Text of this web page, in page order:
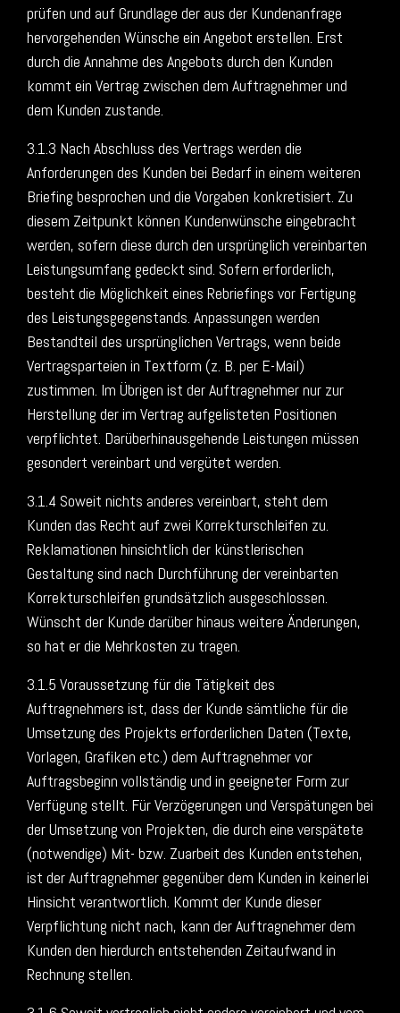
prüfen und auf Grundlage der aus der Kundenanfrage
hervorgehenden Wünsche ein Angebot erstellen. Erst
durch die Annahme des Angebots durch den Kunden
kommt ein Vertrag zwischen dem Auftragnehmer und
dem Kunden zustande.
3.1.3 Nach Abschluss des Vertrags werden die
Anforderungen des Kunden bei Bedarf in einem weiteren
Briefing besprochen und die Vorgaben konkretisiert. Zu
diesem Zeitpunkt können Kundenwünsche eingebracht
werden, sofern diese durch den ursprünglich vereinbarten
Leistungsumfang gedeckt sind. Sofern erforderlich,
besteht die Möglichkeit eines Rebriefings vor Fertigung
des Leistungsgegenstands. Anpassungen werden
Bestandteil des ursprünglichen Vertrags, wenn beide
Vertragsparteien in Textform (z. B. per E-Mail)
zustimmen. Im Übrigen ist der Auftragnehmer nur zur
Herstellung der im Vertrag aufgelisteten Positionen
verpflichtet. Darüberhinausgehende Leistungen müssen
gesondert vereinbart und vergütet werden.
3.1.4 Soweit nichts anderes vereinbart, steht dem
Kunden das Recht auf zwei Korrekturschleifen zu.
Reklamationen hinsichtlich der künstlerischen
Gestaltung sind nach Durchführung der vereinbarten
Korrekturschleifen grundsätzlich ausgeschlossen.
Wünscht der Kunde darüber hinaus weitere Änderungen,
so hat er die Mehrkosten zu tragen.
3.1.5 Voraussetzung für die Tätigkeit des
Auftragnehmers ist, dass der Kunde sämtliche für die
Umsetzung des Projekts erforderlichen Daten (Texte,
Vorlagen, Grafiken etc.) dem Auftragnehmer vor
Auftragsbeginn vollständig und in geeigneter Form zur
Verfügung stellt. Für Verzögerungen und Verspätungen bei
der Umsetzung von Projekten, die durch eine verspätete
(notwendige) Mit- bzw. Zuarbeit des Kunden entstehen,
ist der Auftragnehmer gegenüber dem Kunden in keinerlei
Hinsicht verantwortlich. Kommt der Kunde dieser
Verpflichtung nicht nach, kann der Auftragnehmer dem
Kunden den hierdurch entstehenden Zeitaufwand in
Rechnung stellen.